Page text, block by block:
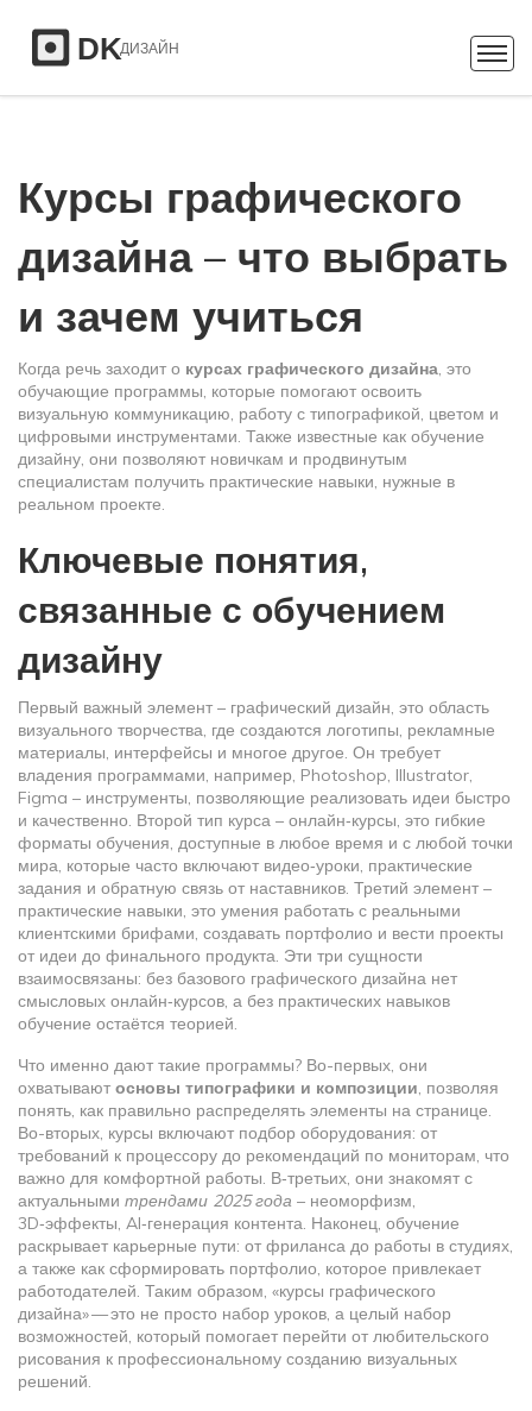
Курсы графического
дизайна – что выбрать
и зачем учиться
Когда речь заходит о курсах графического дизайна, это
обучающие программы, которые помогают освоить
визуальную коммуникацию, работу с типографикой, цветом и
цифровыми инструментами. Также известные как обучение
дизайну, они позволяют новичкам и продвинутым
специалистам получить практические навыки, нужные в
реальном проекте.
Ключевые понятия,
связанные с обучением
дизайну
Первый важный элемент – графический дизайн, это область
визуального творчества, где создаются логотипы, рекламные
материалы, интерфейсы и многое другое. Он требует
владения программами, например, Photoshop, Illustrator,
Figma – инструменты, позволяющие реализовать идеи быстро
и качественно. Второй тип курса – онлайн‑курсы, это гибкие
форматы обучения, доступные в любое время и с любой точки
мира, которые часто включают видео‑уроки, практические
задания и обратную связь от наставников. Третий элемент –
практические навыки, это умения работать с реальными
клиентскими брифами, создавать портфолио и вести проекты
от идеи до финального продукта. Эти три сущности
взаимосвязаны: без базового графического дизайна нет
смысловых онлайн‑курсов, а без практических навыков
обучение остаётся теорией.
Что именно дают такие программы? Во-первых, они
охватывают основы типографики и композиции, позволяя
понять, как правильно распределять элементы на странице.
Во-вторых, курсы включают подбор оборудования: от
требований к процессору до рекомендаций по мониторам, что
важно для комфортной работы. В‑третьих, они знакомят с
актуальными трендами 2025 года – неоморфизм,
3D‑эффекты, AI‑генерация контента. Наконец, обучение
раскрывает карьерные пути: от фриланса до работы в студиях,
а также как сформировать портфолио, которое привлекает
работодателей. Таким образом, «курсы графического
дизайна» — это не просто набор уроков, а целый набор
возможностей, который помогает перейти от любительского
рисования к профессиональному созданию визуальных
решений.